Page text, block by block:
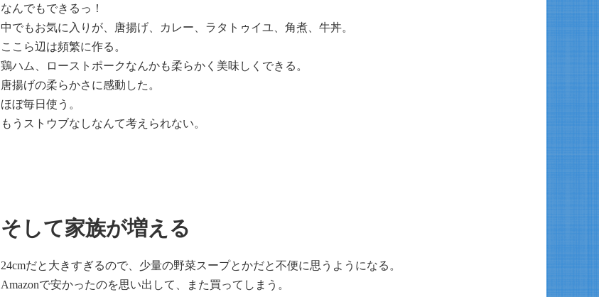
なんでもできるっ！
中でもお気に入りが、唐揚げ、カレー、ラタトゥイユ、角煮、牛丼。
ここら辺は頻繁に作る。
鶏ハム、ローストポークなんかも柔らかく美味しくできる。
唐揚げの柔らかさに感動した。
ほぼ毎日使う。
もうストウブなしなんて考えられない。
そして家族が増える
24cmだと大きすぎるので、少量の野菜スープとかだと不便に思うようになる。
Amazonで安かったのを思い出して、また買ってしまう。